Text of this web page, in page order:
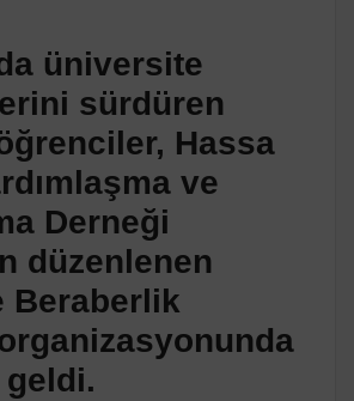
üniversite
sürdüren
Hassa
ve
Derneği
düzenlenen
Beraberlik